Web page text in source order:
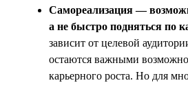
Самореализация —
а не быстро подняться по
зависит от целевой
остаются важными
карьерного роста. Но для